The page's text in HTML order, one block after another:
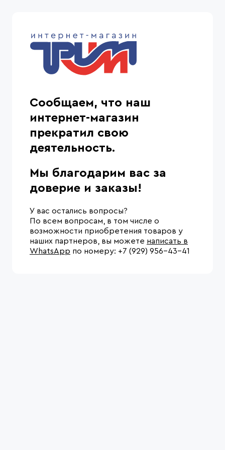
Сообщаем, что наш
интернет-магазин
прекратил свою
деятельность.
Мы благодарим вас за
доверие и заказы!
У вас остались вопросы?
По всем вопросам, в том числе о
возможности приобретения товаров у
наших партнеров, вы можете написать в
WhatsApp по номеру: +7 (929) 956-43-41